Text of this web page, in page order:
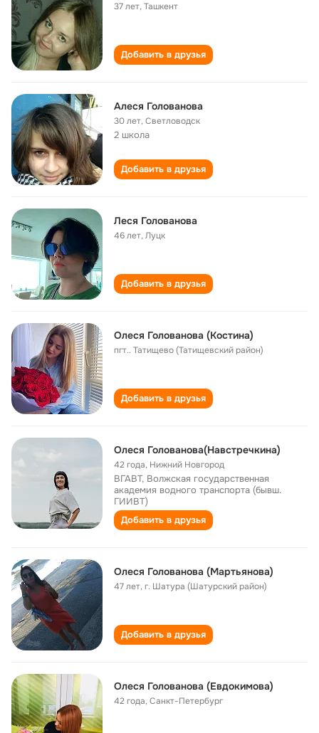
37 лет,Ташкент
Добавить в друзья
Алеся Голованова
30 лет,Светловодск
2 школа
Добавить в друзья
Леся Голованова
46 лет,Луцк
Добавить в друзья
Олеся Голованова (Костина)
пгт.. Татищево (Татищевский район)
Добавить в друзья
Олеся Голованова(Навстречкина)
42 года, Нижний Новгород
ВГАВТ, Волжская государственная
академия водного транспорта (бывш.
ГИИВТ)
Добавить в друзья
Олеся Голованова (Мартьянова)
47 лет,г. Шатура (Шатурский район)
Добавить в друзья
Олеся Голованова (Евдокимова)
42 года,Санкт-Петербург